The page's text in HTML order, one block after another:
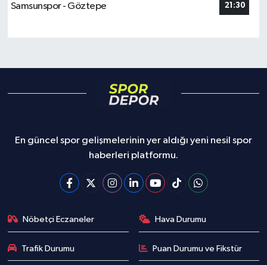
Samsunspor - Göztepe
21:30
En güncel spor gelişmelerinin yer aldığı yeni nesil spor
haberleri platformu.
Nöbetçi Eczaneler Hava Durumu
Trafik Durumu Puan Durumu ve Fikstür